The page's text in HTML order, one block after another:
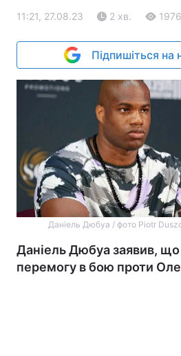
11:21, 27.08.23 2 хв.
Підпишіться на
Даніель Дюбуа / фото Piotr
Даніель Дюбуа заявив, що
перемогу в бою проти